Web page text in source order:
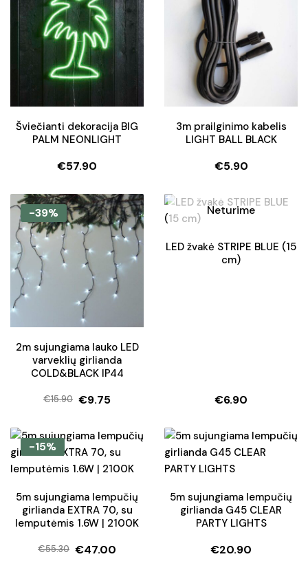
Šviečianti dekoracija BIG
PALM NEONLIGHT
€57.90
3m prailginimo kabelis
LIGHT BALL BLACK
€5.90
-39%
2m sujungiama lauko LED
varveklių girlianda
COLD&BLACK IP44
€15.90
Original
was:
€15.90.
€9.75
Current
is:
€9.75.
Neturime
LED žvakė STRIPE BLUE (15
cm)
€6.90
-15%
5m sujungiama lempučių
girlianda EXTRA 70, su
lemputėmis 1.6W | 2100K
€55.30
Original
€47.00
Current
5m sujungiama lempučių
girlianda G45 CLEAR
PARTY LIGHTS
€20.90